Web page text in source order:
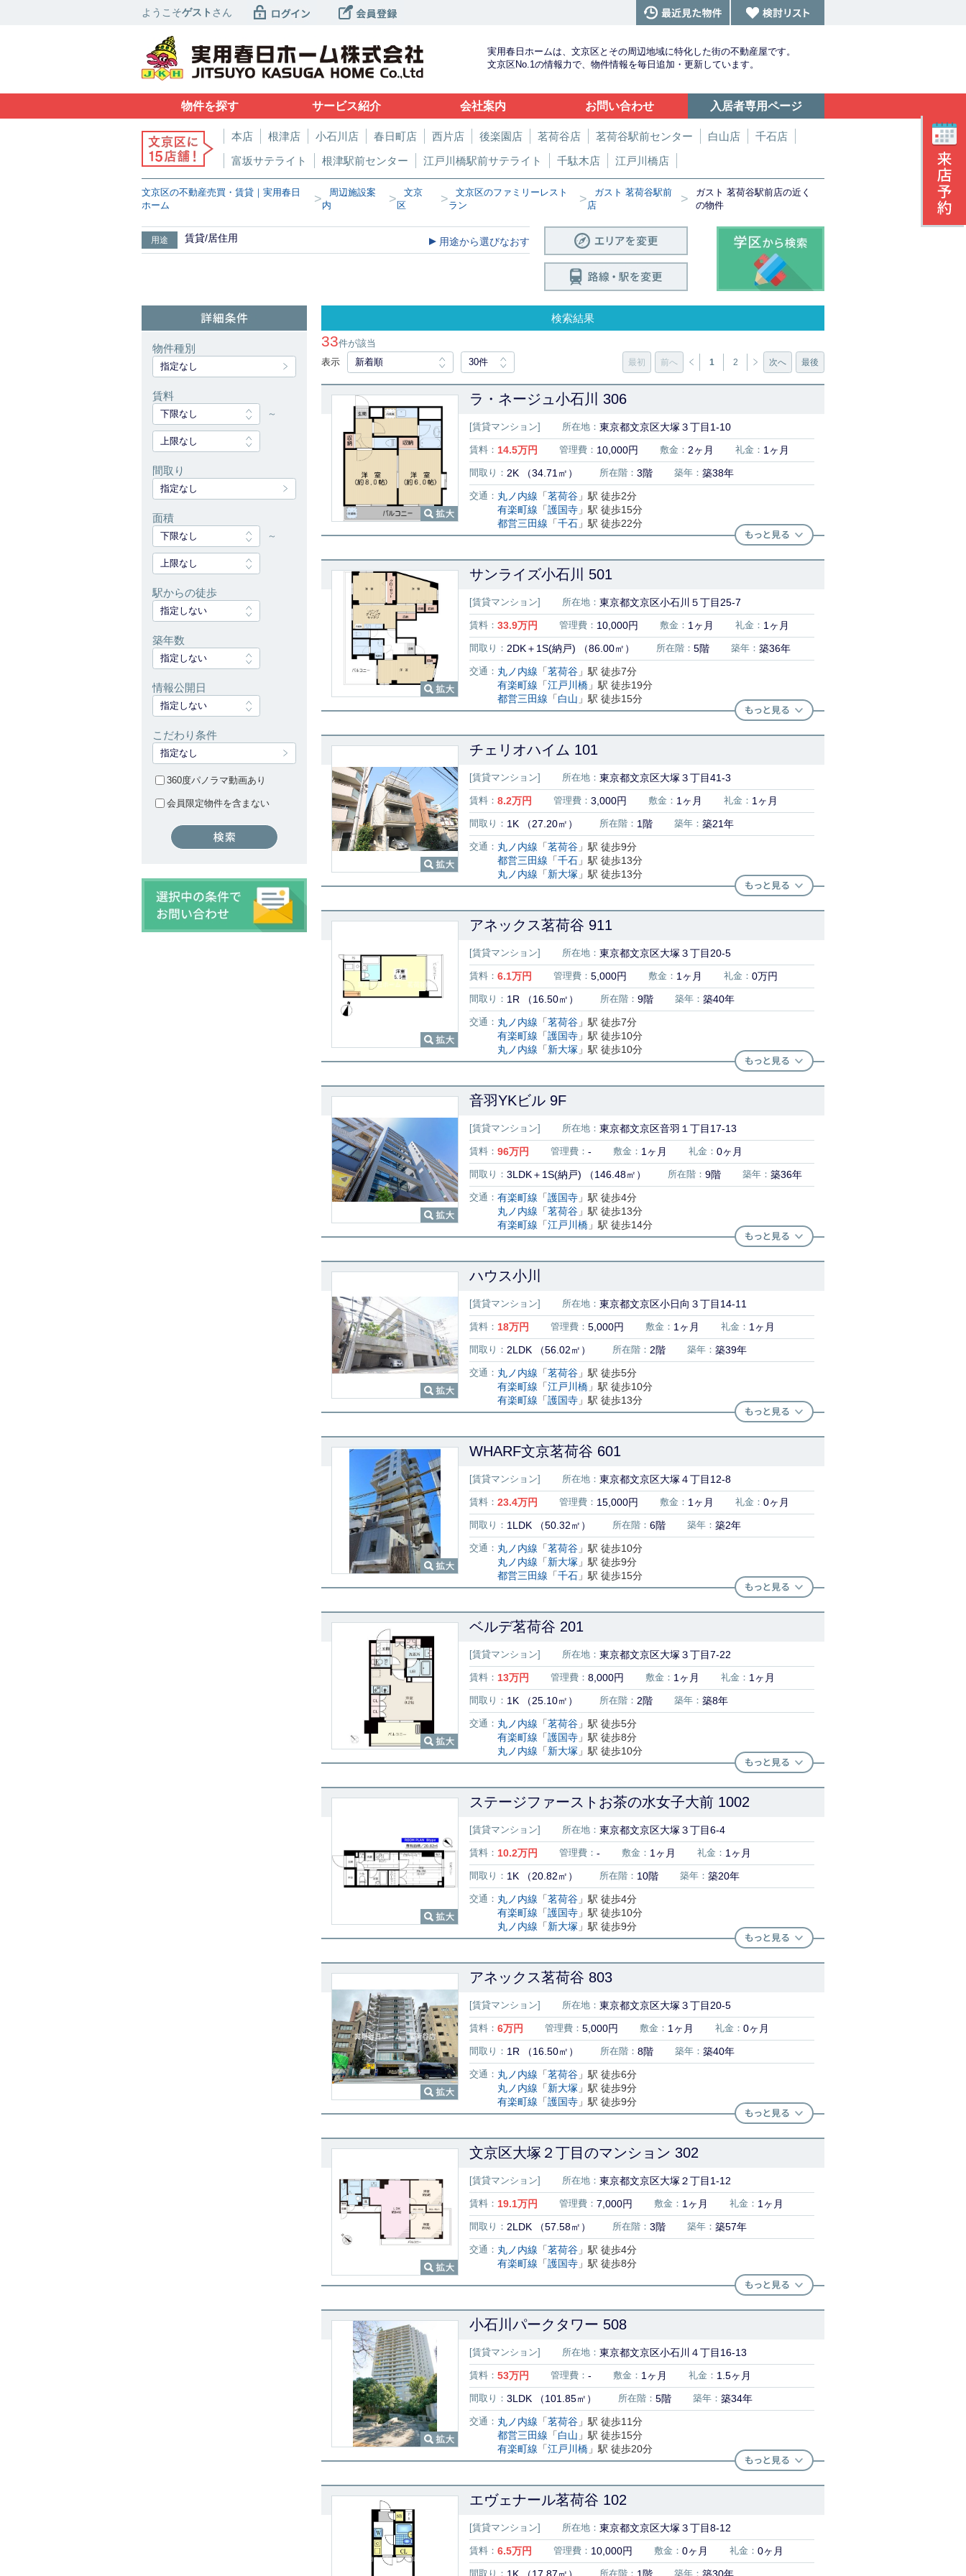
ようこそゲスト さん
実用春日ホームは、文京区とその周辺地域に特化した街の不動産屋です。
文京区No.1の情報力で、物件情報を毎日追加・更新しています。
物件を探す サービス紹介 会社案内 お問い合わせ 入居者専用ページ
本店 根津店 小石川店 春日町店 西片店 後楽園店 茗荷谷店 茗荷谷駅前センター 白山店
千石店
富坂サテライト
根津駅前センター 江戸川橋駅前サテライト 千駄木店 江戸川橋店
文京区の不動産売買・賃貸｜実用春日
ホーム
>
周辺施設案
内
>
文京
区
>
文京区のファミリーレスト
ラン
>
ガスト 茗荷谷駅前
店
>
ガスト 茗荷谷駅前店の近く
の物件
用途 賃貸/居住用 用途から選びなおす
検索結果
33件が該当
表示
新着順 30件 最初 前へ 1 2 次へ 最後
ラ・ネージュ小石川 306
[賃貸マンション] 所在地： 東京都文京区大塚３丁目1-10
賃料： 14.5万円 管理費： 10,000円 敷金： 2ヶ月 礼金： 1ヶ月
間取り： 2K （34.71㎡） 所在階： 3階 築年： 築38年
交通： 丸ノ内線 「茗荷谷 」駅 徒歩2分
有楽町線 「護国寺 」駅 徒歩15分
都営三田線 「千石 」駅 徒歩22分
サンライズ小石川 501
[賃貸マンション] 所在地： 東京都文京区小石川５丁目25-7
賃料： 33.9万円 管理費： 10,000円 敷金： 1ヶ月 礼金： 1ヶ月
間取り： 2DK＋1S(納戸) （86.00㎡） 所在階： 5階 築年： 築36年
交通： 丸ノ内線 「茗荷谷 」駅 徒歩7分
有楽町線 「江戸川橋 」駅 徒歩19分
都営三田線 「白山 」駅 徒歩15分
チェリオハイム 101
[賃貸マンション] 所在地： 東京都文京区大塚３丁目41-3
賃料： 8.2万円 管理費： 3,000円 敷金： 1ヶ月 礼金： 1ヶ月
間取り： 1K （27.20㎡） 所在階： 1階 築年： 築21年
交通： 丸ノ内線 「茗荷谷 」駅 徒歩9分
都営三田線 「千石 」駅 徒歩13分
丸ノ内線 「新大塚 」駅 徒歩13分
アネックス茗荷谷 911
[賃貸マンション] 所在地： 東京都文京区大塚３丁目20-5
賃料： 6.1万円 管理費： 5,000円 敷金： 1ヶ月 礼金： 0万円
間取り： 1R （16.50㎡） 所在階： 9階 築年： 築40年
交通： 丸ノ内線 「茗荷谷 」駅 徒歩7分
有楽町線 「護国寺 」駅 徒歩10分
丸ノ内線 「新大塚 」駅 徒歩10分
音羽YKビル 9F
[賃貸マンション] 所在地： 東京都文京区音羽１丁目17-13
賃料： 96万円 管理費： - 敷金： 1ヶ月 礼金： 0ヶ月
間取り： 3LDK＋1S(納戸) （146.48㎡） 所在階： 9階 築年： 築36年
交通： 有楽町線 「護国寺 」駅 徒歩4分
丸ノ内線 「茗荷谷 」駅 徒歩13分
有楽町線 「江戸川橋 」駅 徒歩14分
ハウス小川
[賃貸マンション] 所在地： 東京都文京区小日向３丁目14-11
賃料： 18万円 管理費： 5,000円 敷金： 1ヶ月 礼金： 1ヶ月
間取り： 2LDK （56.02㎡） 所在階： 2階 築年： 築39年
交通： 丸ノ内線 「茗荷谷 」駅 徒歩5分
有楽町線 「江戸川橋 」駅 徒歩10分
有楽町線 「護国寺 」駅 徒歩13分
WHARF文京茗荷谷 601
[賃貸マンション] 所在地： 東京都文京区大塚４丁目12-8
賃料： 23.4万円 管理費： 15,000円 敷金： 1ヶ月 礼金： 0ヶ月
間取り： 1LDK （50.32㎡） 所在階： 6階 築年： 築2年
交通： 丸ノ内線 「茗荷谷 」駅 徒歩10分
丸ノ内線 「新大塚 」駅 徒歩9分
都営三田線 「千石 」駅 徒歩15分
ベルデ茗荷谷 201
[賃貸マンション] 所在地： 東京都文京区大塚３丁目7-22
賃料： 13万円 管理費： 8,000円 敷金： 1ヶ月 礼金： 1ヶ月
間取り： 1K （25.10㎡） 所在階： 2階 築年： 築8年
交通： 丸ノ内線 「茗荷谷 」駅 徒歩5分
有楽町線 「護国寺 」駅 徒歩8分
丸ノ内線 「新大塚 」駅 徒歩10分
ステージファーストお茶の水女子大前 1002
[賃貸マンション] 所在地： 東京都文京区大塚３丁目6-4
賃料： 10.2万円 管理費： - 敷金： 1ヶ月 礼金： 1ヶ月
間取り： 1K （20.82㎡） 所在階： 10階 築年： 築20年
交通： 丸ノ内線 「茗荷谷 」駅 徒歩4分
有楽町線 「護国寺 」駅 徒歩10分
丸ノ内線 「新大塚 」駅 徒歩9分
アネックス茗荷谷 803
[賃貸マンション] 所在地： 東京都文京区大塚３丁目20-5
賃料： 6万円 管理費： 5,000円 敷金： 1ヶ月 礼金： 0ヶ月
間取り： 1R （16.50㎡） 所在階： 8階 築年： 築40年
交通： 丸ノ内線 「茗荷谷 」駅 徒歩6分
丸ノ内線 「新大塚 」駅 徒歩9分
有楽町線 「護国寺 」駅 徒歩9分
文京区大塚２丁目のマンション 302
[賃貸マンション] 所在地： 東京都文京区大塚２丁目1-12
賃料： 19.1万円 管理費： 7,000円 敷金： 1ヶ月 礼金： 1ヶ月
間取り： 2LDK （57.58㎡） 所在階： 3階 築年： 築57年
交通： 丸ノ内線 「茗荷谷 」駅 徒歩4分
有楽町線 「護国寺 」駅 徒歩8分
小石川パークタワー 508
[賃貸マンション] 所在地： 東京都文京区小石川４丁目16-13
賃料： 53万円 管理費： - 敷金： 1ヶ月 礼金： 1.5ヶ月
間取り： 3LDK （101.85㎡） 所在階： 5階 築年： 築34年
交通： 丸ノ内線 「茗荷谷 」駅 徒歩11分
都営三田線 「白山 」駅 徒歩15分
有楽町線 「江戸川橋 」駅 徒歩20分
エヴェナール茗荷谷 102
[賃貸マンション] 所在地： 東京都文京区大塚３丁目8-12
賃料： 6.5万円 管理費： 10,000円 敷金： 0ヶ月 礼金： 0ヶ月
間取り： 所在階： 築年：
物件種別
指定なし
賃料
下限なし ～
上限なし
間取り
指定なし
面積
下限なし ～
上限なし
駅からの徒歩
指定しない
築年数
指定しない
情報公開日
指定しない
こだわり条件
指定なし
360度パノラマ動画あり
会員限定物件を含まない